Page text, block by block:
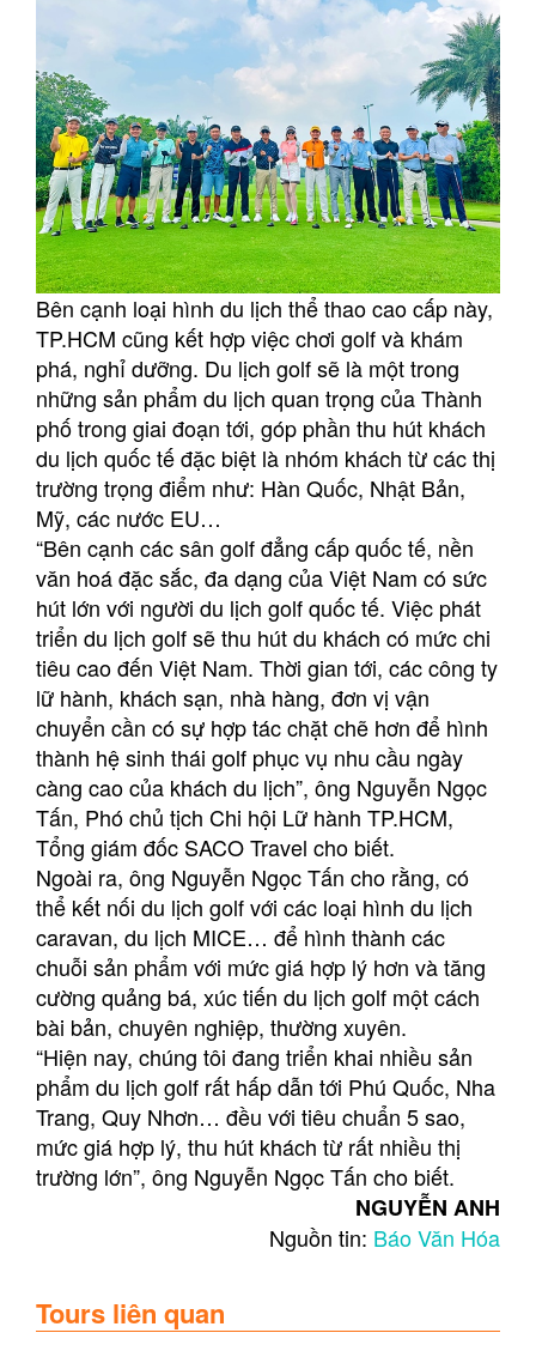
Bên cạnh loại hình du lịch thể thao cao cấp này,
TP.HCM cũng kết hợp việc chơi golf và khám
phá, nghỉ dưỡng. Du lịch golf sẽ là một trong
những sản phẩm du lịch quan trọng của Thành
phố trong giai đoạn tới, góp phần thu hút khách
du lịch quốc tế đặc biệt là nhóm khách từ các thị
trường trọng điểm như: Hàn Quốc, Nhật Bản,
Mỹ, các nước EU…
“Bên cạnh các sân golf đẳng cấp quốc tế, nền
văn hoá đặc sắc, đa dạng của Việt Nam có sức
hút lớn với người du lịch golf quốc tế. Việc phát
triển du lịch golf sẽ thu hút du khách có mức chi
tiêu cao đến Việt Nam. Thời gian tới, các công ty
lữ hành, khách sạn, nhà hàng, đơn vị vận
chuyển cần có sự hợp tác chặt chẽ hơn để hình
thành hệ sinh thái golf phục vụ nhu cầu ngày
càng cao của khách du lịch”, ông Nguyễn Ngọc
Tấn, Phó chủ tịch Chi hội Lữ hành TP.HCM,
Tổng giám đốc SACO Travel cho biết.
Ngoài ra, ông Nguyễn Ngọc Tấn cho rằng, có
thể kết nối du lịch golf với các loại hình du lịch
caravan, du lịch MICE… để hình thành các
chuỗi sản phẩm với mức giá hợp lý hơn và tăng
cường quảng bá, xúc tiến du lịch golf một cách
bài bản, chuyên nghiệp, thường xuyên.
“Hiện nay, chúng tôi đang triển khai nhiều sản
phẩm du lịch golf rất hấp dẫn tới Phú Quốc, Nha
Trang, Quy Nhơn… đều với tiêu chuẩn 5 sao,
mức giá hợp lý, thu hút khách từ rất nhiều thị
trường lớn”, ông Nguyễn Ngọc Tấn cho biết.
NGUYỄN ANH
Nguồn tin: Báo Văn Hóa
Tours liên quan